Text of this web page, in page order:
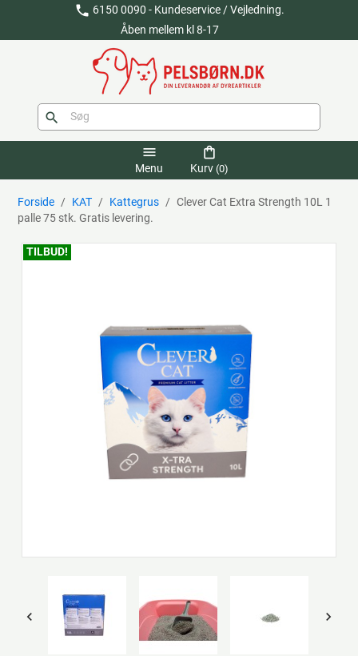
phone 6150 0090 - Kundeservice / Vejledning.
Åben mellem kl 8-17
search
menu
Menu
shopping_bag
Kurv (0)
Forside KAT Kattegrus
Clever Cat Extra Strength 10L 1
palle 75 stk. Gratis levering.
TILBUD!
 